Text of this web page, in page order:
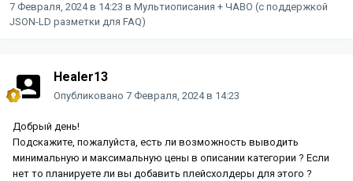
7 Февраля, 2024 в 14:23 в Мультиописания + ЧАВО (с поддержкой
JSON-LD разметки для FAQ)
Healer13
Опубликовано 7 Февраля, 2024 в 14:23
Добрый день!
Подскажите, пожалуйста, есть ли возможность выводить
минимальную и максимальную цены в описании категории ? Если
нет то планируете ли вы добавить плейсхолдеры для этого ?